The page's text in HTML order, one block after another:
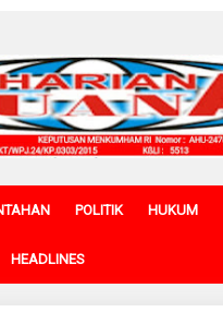
POLITIK HUKUM
HEADLINES